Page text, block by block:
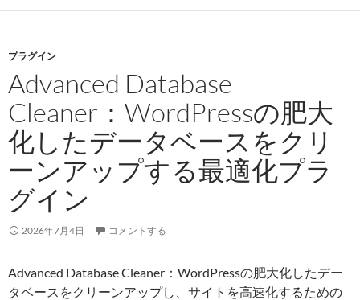
ン
プラグイン
Advanced Database
Cleaner：WordPressの肥大
化したデータベースをクリ
ーンアップする最適化プラ
グイン
2026年7月4日 コメントする
Advanced Database Cleaner：WordPressの肥大化したデー
タベースをクリーンアップし、サイトを高速化するための